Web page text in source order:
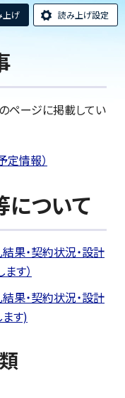
上げ 読み上げ設定
ページに掲載してい
情報）
ついて
果・契約状況・設計
す）
果・契約状況・設計
す)